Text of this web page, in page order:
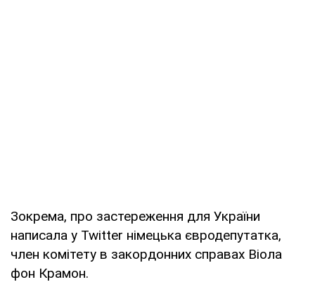
Зокрема, про застереження для України
написала у Twitter німецька євродепутатка,
член комітету в закордонних справах Віола
фон Крамон.